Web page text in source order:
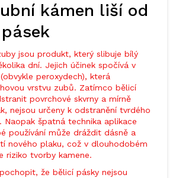
kámen liší od
jsou produkt, který slibuje bílý
dní. Jejich účinek spočívá v
peroxydech), která
vrstvu zubů. Zatímco bělicí
povrchové skvrny a mírně
nejsou určeny k odstranění tvrdého
Naopak špatná technika aplikace
používání může dráždit dásně a
nového plaku, což v dlouhodobém
riziko tvorby kamene.
že bělicí pásky nejsou